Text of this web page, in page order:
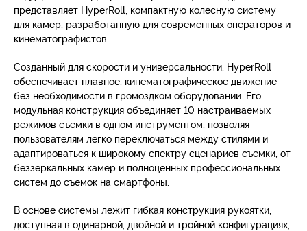
представляет HyperRoll, компактную колесную систему
для камер, разработанную для современных операторов и
кинематографистов.
Созданный для скорости и универсальности, HyperRoll
обеспечивает плавное, кинематографическое движение
без необходимости в громоздком оборудовании. Его
модульная конструкция объединяет 10 настраиваемых
режимов съемки в одном инструментом, позволяя
пользователям легко переключаться между стилями и
адаптироваться к широкому спектру сценариев съемки, от
беззеркальных камер и полноценных профессиональных
систем до съемок на смартфоны.
В основе системы лежит гибкая конструкция рукоятки,
доступная в одинарной, двойной и тройной конфигурациях,